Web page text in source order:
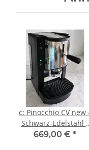
c: Pinocchio CV new
Schwarz-Edelstahl -
Tassengestell aus
669,00 € *